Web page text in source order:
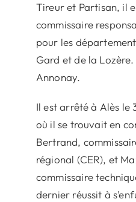
Tireur et Partisan, il
commissaire
pour les
Gard et de la
Annonay.
Il est arrêté à Alès le
où il se trouvait en
Bertrand,
régional (CER), et
commissaire
dernier réussit à